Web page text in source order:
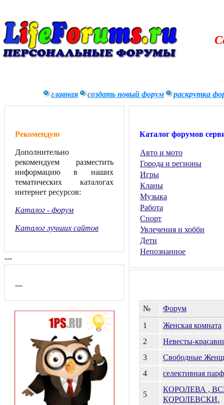
главная создать новый форум раскрутка
Рекомендую
Дополнительно
рекомендуем разместить
информацию в наших
тематических каталогах
интернет ресурсов:
Каталог - форум
Каталог лучших сайтов
---
---
Каталог форумов
Авто и мото
Города и регионы
Игры
Кланы
Музыка
Работа
Спорт
Увлечения и хобби
Дети
Непознанное
№
Форум
1
Женская комната
2
Невесты-
3
Свободные
4
селективная
5
КОРОЛЕВА ,
КОРОЛЕВСКИ.